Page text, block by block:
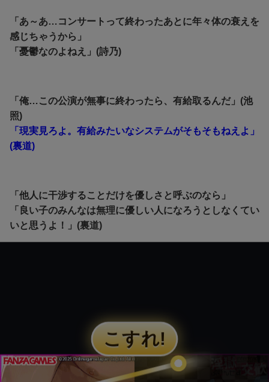
「あ～あ…コンサートって終わったあとに年々体の衰えを
感じちゃうから」
「憂鬱なのよねえ」(詩乃)
「俺…この公演が無事に終わったら、有給取るんだ」(池
照)
「現実見ろよ。有給みたいなシステムがそもそもねえよ」
(裏道)
「他人に干渉することだけを優しさと呼ぶのなら」
「良い子のみんなは無理に優しい人になろうとしなくてい
いと思うよ！」(裏道)